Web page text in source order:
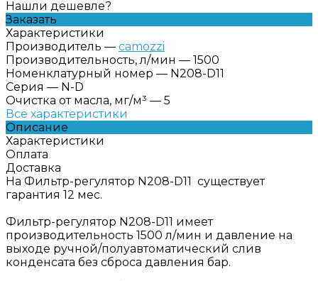
Нашли дешевле?
Заказать
Характеристики
Производитель — camozzi
Производительность, л/мин — 1500
Номенклатурный номер — N208-D11
Серия — N-D
Очистка от масла, мг/м³ — 5
Все характеристики
Описание
Характеристики
Оплата
Доставка
На Фильтр-регулятор N208-D11 существует
гарантия 12 мес.
Фильтр-регулятор N208-D11 имеет
производительность 1500 л/мин и давление на
выходе ручной/полуавтоматический слив
конденсата без сброса давления бар.